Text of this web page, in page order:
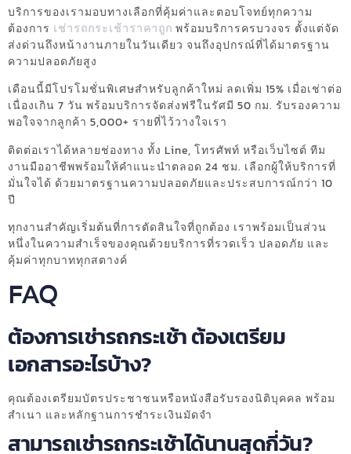
บริการของเรามอบทางเลือกที่คุ้มค่าและตอบโจทย์ทุกความ
ต้องการ เช่ารถกระเช้าราคาถูก พร้อมบริการครบวงจร ตั้งแต่จัด
ส่งด่วนถึงหน้างานภายในวันเดียว จนถึงอุปกรณ์ที่ได้มาตรฐาน
ความปลอดภัยสูง
เดือนนี้มีโปรโมชั่นพิเศษสำหรับลูกค้าใหม่ ลดเพิ่ม 15% เมื่อเช่าต่อ
เนื่องเกิน 7 วัน พร้อมบริการจัดส่งฟรีในรัศมี 50 กม. รับรองความ
พอใจจากลูกค้า 5,000+ รายที่ไว้วางใจเรา
ติดต่อเราได้หลายช่องทาง ทั้ง Line, โทรศัพท์ หรือเว็บไซต์ ทีม
งานมืออาชีพพร้อมให้คำแนะนำตลอด 24 ชม. เลือกผู้ให้บริการที่
มั่นใจได้ ด้วยมาตรฐานความปลอดภัยและประสบการณ์กว่า 10
ปี
ทุกงานสำคัญเริ่มต้นที่การตัดสินใจที่ถูกต้อง เราพร้อมเป็นส่วน
หนึ่งในความสำเร็จของคุณด้วยบริการที่รวดเร็ว ปลอดภัย และ
คุ้มค่าทุกบาททุกสตางค์
FAQ
ต้องการเช่ารถกระเช้า ต้องเตรียม
เอกสารอะไรบ้าง?
คุณต้องเตรียมบัตรประชาชนหรือหนังสือรับรองนิติบุคคล พร้อม
สำเนา และหลักฐานการชำระเงินมัดจำ
สามารถเช่ารถกระเช้าได้นานสุดกี่วัน?